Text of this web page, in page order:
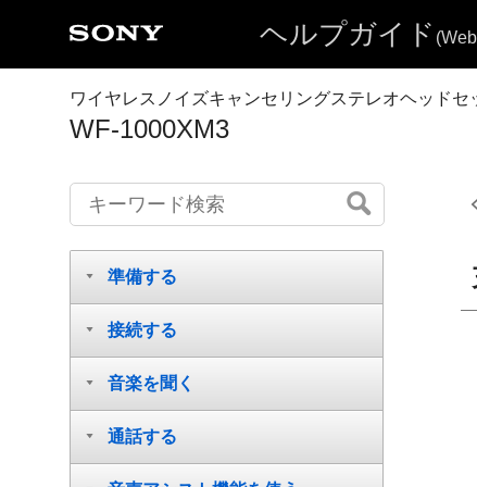
ヘルプガイド
ワイヤレスノイズキャンセリングステレオヘッドセ
WF-1000XM3
準備する
接続する
音楽を聞く
通話する